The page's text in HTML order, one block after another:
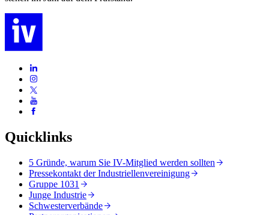
Quicklinks
5 Gründe, warum Sie IV-Mitglied werden sollten
Pressekontakt der Industriellenvereinigung
Gruppe 1031
Junge Industrie
Schwesterverbände